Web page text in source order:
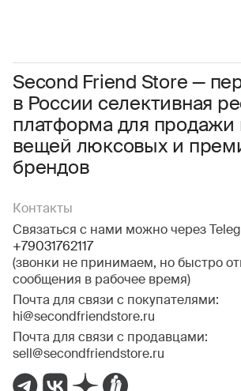
Second Friend Store —
в России селективная
платформа для продажи
вещей люксовых и
брендов
Контакты
Связаться с нами можно через
+79031762117
(звонки не принимаем, но быстро
сообщения в рабочее время)
Почта для связи с покупателями:
hi@secondfriendstore.ru
Почта для связи с продавцами:
sell@secondfriendstore.ru
Соглашаюсь с условиями Пользовательского
Даю согласие на получение рекламной